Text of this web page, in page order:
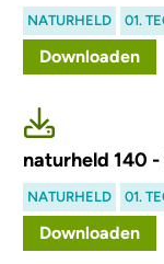
NATURHELD 01.
Downloaden
naturheld 140
NATURHELD 01.
Downloaden